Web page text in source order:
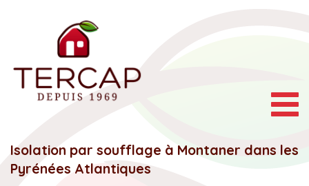
Isolation par soufflage à Montaner dans les
Pyrénées Atlantiques